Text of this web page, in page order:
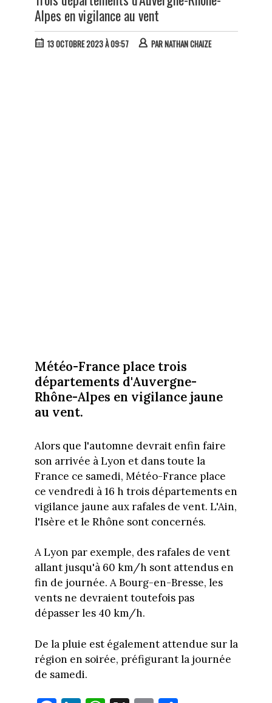
Alpes en vigilance au vent
13 OCTOBRE 2023 À 09:57 PARNATHAN CHAIZE
Météo-France place trois
départements d'Auvergne-
Rhône-Alpes en vigilance jaune
au vent.
Alors que l'automne devrait enfin faire
son arrivée à Lyon et dans toute la
France ce samedi, Météo-France place
ce vendredi à 16 h trois départements en
vigilance jaune aux rafales de vent. L'Ain,
l'Isère et le Rhône sont concernés.
A Lyon par exemple, des rafales de vent
allant jusqu'à 60 km/h sont attendus en
fin de journée. A Bourg-en-Bresse, les
vents ne devraient toutefois pas
dépasser les 40 km/h.
De la pluie est également attendue sur la
région en soirée, préfigurant la journée
de samedi.